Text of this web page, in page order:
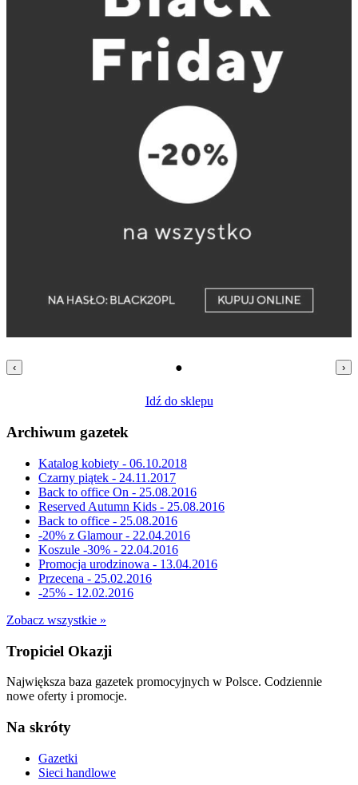
‹ ● ›
Idź do sklepu
Archiwum gazetek
Katalog kobiety - 06.10.2018
Czarny piątek - 24.11.2017
Back to office On - 25.08.2016
Reserved Autumn Kids - 25.08.2016
Back to office - 25.08.2016
-20% z Glamour - 22.04.2016
Koszule -30% - 22.04.2016
Promocja urodzinowa - 13.04.2016
Przecena - 25.02.2016
-25% - 12.02.2016
Zobacz wszystkie »
Tropiciel Okazji
Największa baza gazetek promocyjnych w Polsce. Codziennie
nowe oferty i promocje.
Na skróty
Gazetki
Sieci handlowe